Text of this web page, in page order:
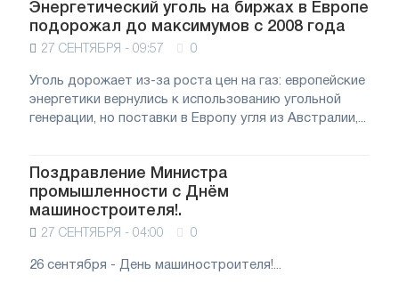
Энергетический уголь на биржах в Европе
подорожал до максимумов с 2008 года
27 СЕНТЯБРЯ - 09:57 0
Уголь дорожает из-за роста цен на газ: европейские
энергетики вернулись к использованию угольной
генерации, но поставки в Европу угля из Австралии,...
Поздравление Министра
промышленности с Днём
машиностроителя!.
27 СЕНТЯБРЯ - 04:00 0
26 сентября - День машиностроителя!...